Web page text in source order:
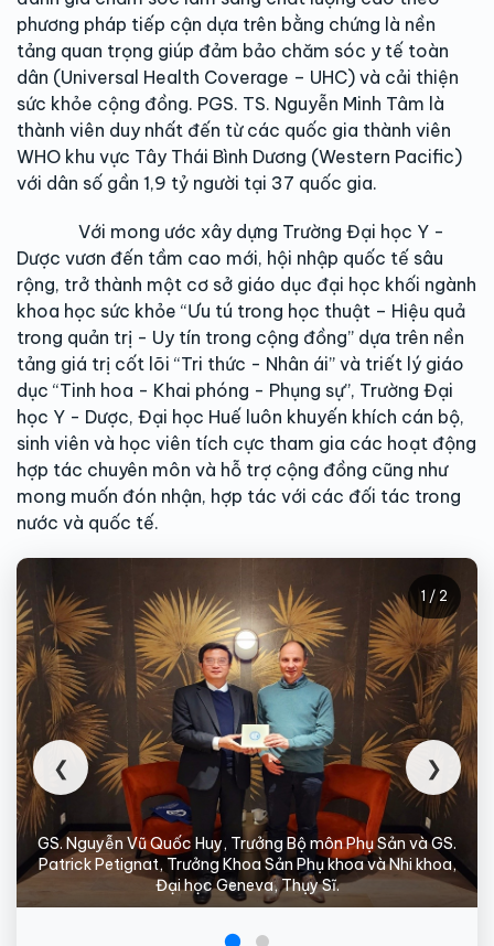
phương pháp tiếp cận dựa trên bằng chứng là nền
tảng quan trọng giúp đảm bảo chăm sóc y tế toàn
dân (Universal Health Coverage – UHC) và cải thiện
sức khỏe cộng đồng. PGS. TS. Nguyễn Minh Tâm là
thành viên duy nhất đến từ các quốc gia thành viên
WHO khu vực Tây Thái Bình Dương (Western Pacific)
với dân số gần 1,9 tỷ người tại 37 quốc gia.
Với mong ước xây dựng Trường Đại học Y -
Dược vươn đến tầm cao mới, hội nhập quốc tế sâu
rộng, trở thành một cơ sở giáo dục đại học khối ngành
khoa học sức khỏe “Ưu tú trong học thuật – Hiệu quả
trong quản trị - Uy tín trong cộng đồng” dựa trên nền
tảng giá trị cốt lõi “Tri thức - Nhân ái” và triết lý giáo
dục “Tinh hoa - Khai phóng - Phụng sự”, Trường Đại
học Y - Dược, Đại học Huế luôn khuyến khích cán bộ,
sinh viên và học viên tích cực tham gia các hoạt động
hợp tác chuyên môn và hỗ trợ cộng đồng cũng như
mong muốn đón nhận, hợp tác với các đối tác trong
nước và quốc tế.
GS. Nguyễn Vũ Quốc Huy, Trưởng Bộ môn Phụ Sản và GS.
Patrick Petignat, Trưởng Khoa Sản Phụ khoa và Nhi khoa,
Đại học Geneva, Thụy Sĩ.
❮ ❯
1 / 2